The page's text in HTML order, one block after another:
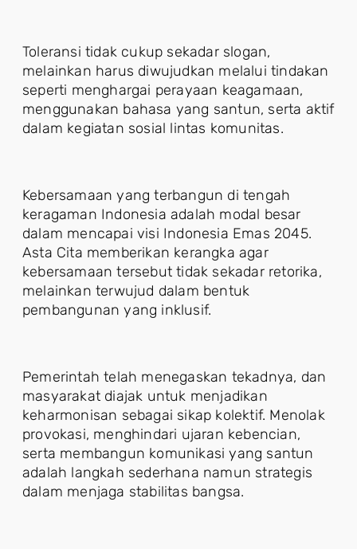
Toleransi tidak cukup sekadar slogan,
melainkan harus diwujudkan melalui tindakan
seperti menghargai perayaan keagamaan,
menggunakan bahasa yang santun, serta aktif
dalam kegiatan sosial lintas komunitas.
Kebersamaan yang terbangun di tengah
keragaman Indonesia adalah modal besar
dalam mencapai visi Indonesia Emas 2045.
Asta Cita memberikan kerangka agar
kebersamaan tersebut tidak sekadar retorika,
melainkan terwujud dalam bentuk
pembangunan yang inklusif.
Pemerintah telah menegaskan tekadnya, dan
masyarakat diajak untuk menjadikan
keharmonisan sebagai sikap kolektif. Menolak
provokasi, menghindari ujaran kebencian,
serta membangun komunikasi yang santun
adalah langkah sederhana namun strategis
dalam menjaga stabilitas bangsa.